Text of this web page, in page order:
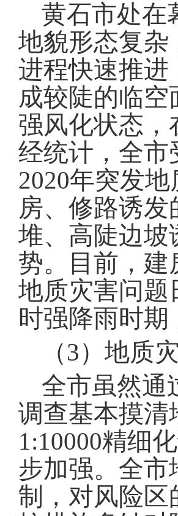
黄石市处在
地貌形态复杂
进程快速推进
成较陡的临
强风化状态，
经统计，全市
2020年突发地
房、修路诱发
堆、高陡边坡
势。
目前，
地质灾害问题
时强降雨时
（3）地质
全市虽然通
调查基本摸清
1:10000精细
步加强。 全市
制，对风险区